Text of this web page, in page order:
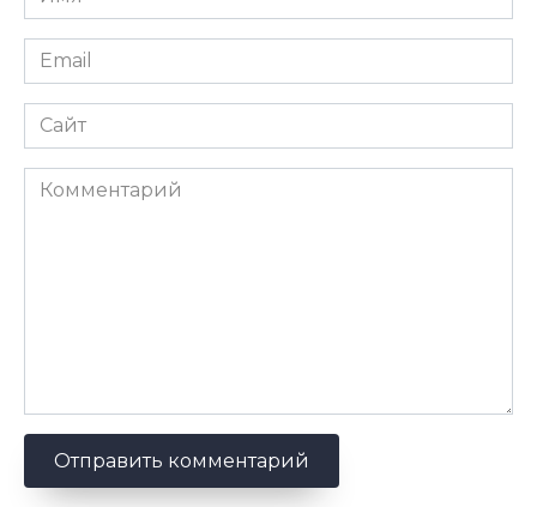
*
Email
*
Сайт
Комментарий